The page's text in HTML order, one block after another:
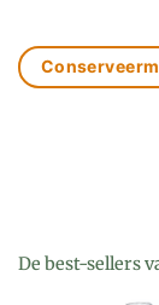
De best-sellers